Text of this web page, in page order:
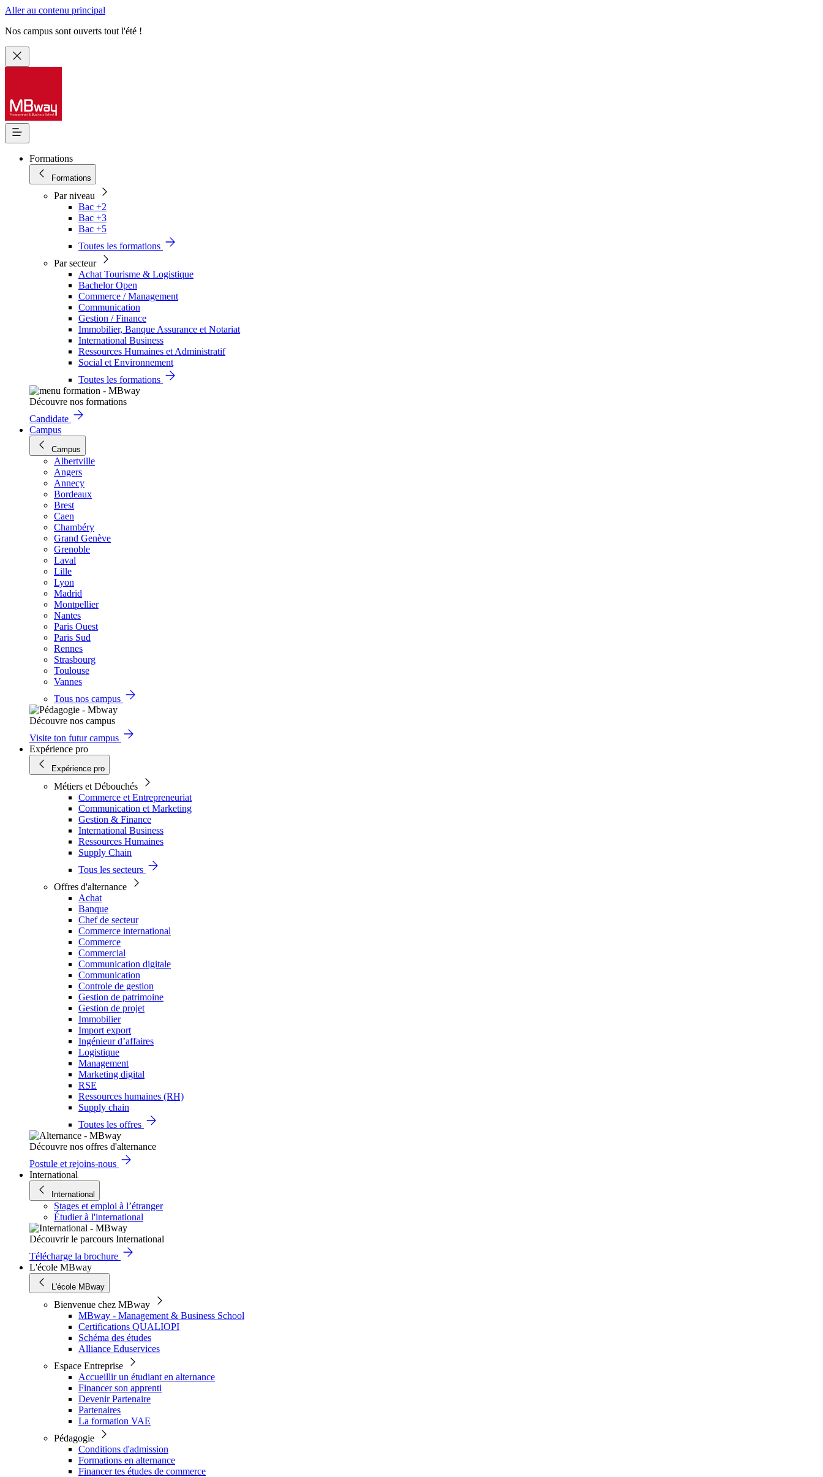
Aller au contenu principal
Nos campus sont ouverts tout l'été !
Formations
Formations
Par niveau
Bac +2
Bac +3
Bac +5
Toutes les formations
Par secteur
Achat Tourisme & Logistique
Bachelor Open
Commerce / Management
Communication
Gestion / Finance
Immobilier, Banque Assurance et Notariat
International Business
Ressources Humaines et Administratif
Social et Environnement
Toutes les formations
Découvre nos formations
Candidate
Campus
Campus
Albertville
Angers
Annecy
Bordeaux
Brest
Caen
Chambéry
Grand Genève
Grenoble
Laval
Lille
Lyon
Madrid
Montpellier
Nantes
Paris Ouest
Paris Sud
Rennes
Strasbourg
Toulouse
Vannes
Tous nos campus
Découvre nos campus
Visite ton futur campus
Expérience pro
Expérience pro
Métiers et Débouchés
Commerce et Entrepreneuriat
Communication et Marketing
Gestion & Finance
International Business
Ressources Humaines
Supply Chain
Tous les secteurs
Offres d'alternance
Achat
Banque
Chef de secteur
Commerce international
Commerce
Commercial
Communication digitale
Communication
Controle de gestion
Gestion de patrimoine
Gestion de projet
Immobilier
Import export
Ingénieur d’affaires
Logistique
Management
Marketing digital
RSE
Ressources humaines (RH)
Supply chain
Toutes les offres
Découvre nos offres d'alternance
Postule et rejoins-nous
International
International
Stages et emploi à l’étranger
Étudier à l'international
Découvrir le parcours International
Télécharge la brochure
L'école MBway
L'école MBway
Bienvenue chez MBway
MBway - Management & Business School
Certifications QUALIOPI
Schéma des études
Alliance Eduservices
Espace Entreprise
Accueillir un étudiant en alternance
Financer son apprenti
Devenir Partenaire
Partenaires
La formation VAE
Pédagogie
Conditions d'admission
Formations en alternance
Financer tes études de commerce